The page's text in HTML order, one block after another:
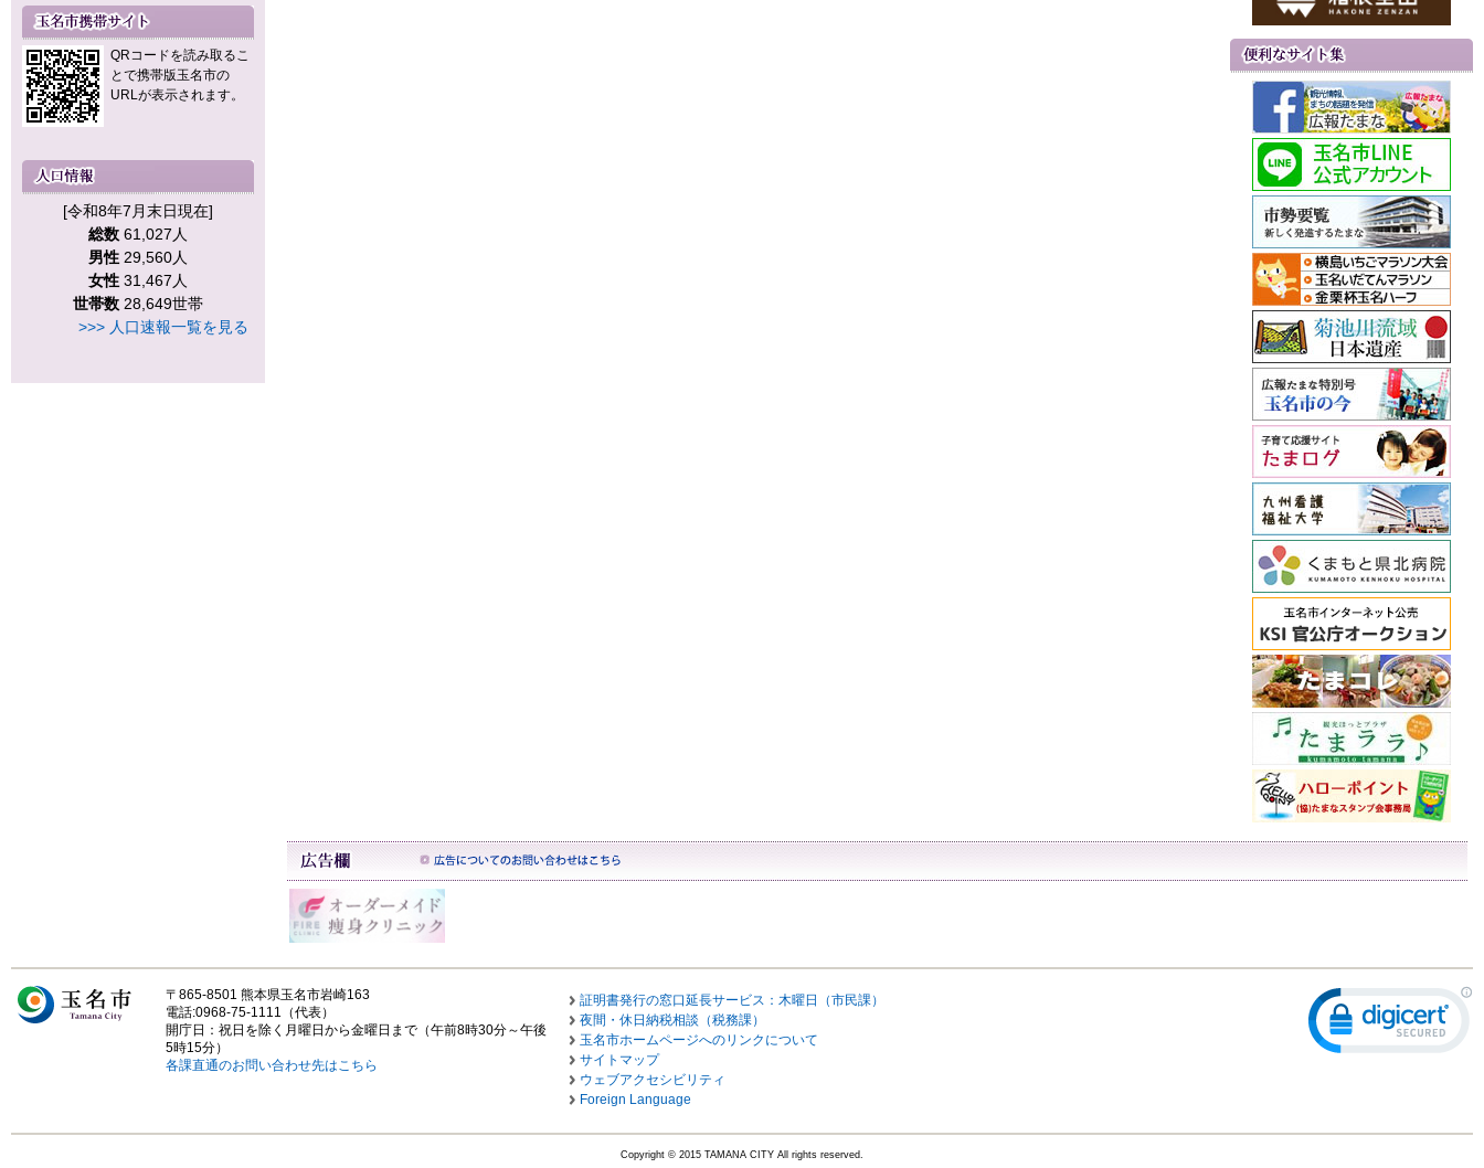
QRコードを読み取るこ
とで携帯版玉名市の
URLが表示されます。
[令和8年7月末日現在]
総数 61,027人
男性 29,560人
女性 31,467人
世帯数 28,649世帯
>>> 人口速報一覧を見る
〒865-8501 熊本県玉名市岩崎163
電話:0968-75-1111（代表）
開庁日：祝日を除く月曜日から金曜日まで（午前8時30分～午後
5時15分）
各課直通のお問い合わせ先はこちら
証明書発行の窓口延長サービス：木曜日（市民課）
夜間・休日納税相談（税務課）
玉名市ホームページへのリンクについて
サイトマップ
ウェブアクセシビリティ
Foreign Language
Copyright © 2015 TAMANA CITY All rights reserved.